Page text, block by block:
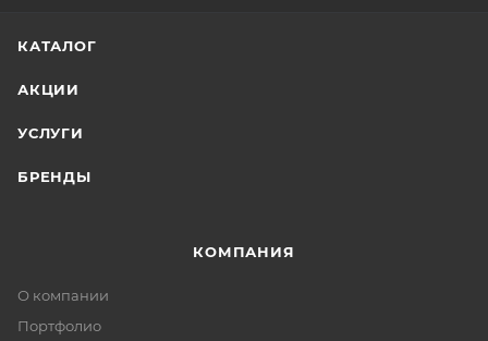
КАТАЛОГ
АКЦИИ
УСЛУГИ
БРЕНДЫ
КОМПАНИЯ
О компании
Портфолио